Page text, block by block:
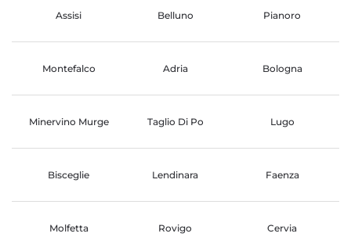
Assisi Belluno Pianoro
Montefalco Adria Bologna
Minervino Murge Taglio Di Po Lugo
Bisceglie Lendinara Faenza
Molfetta Rovigo Cervia